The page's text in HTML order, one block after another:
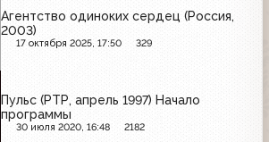
Агентство одиноких сердец (Россия,
2003)
17 октября 2025, 17:50 329
Пульс (РТР, апрель 1997) Начало
программы
30 июля 2020, 16:48 2182